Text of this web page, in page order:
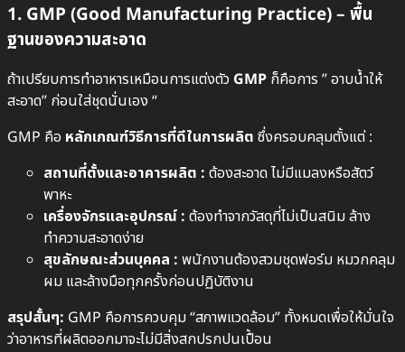
1. GMP (Good Manufacturing Practice) – พื้น
ฐานของความสะอาด
ถ้าเปรียบการทำอาหารเหมือนการแต่งตัว GMP ก็คือการ ” อาบน้ำให้
สะอาด” ก่อนใส่ชุดนั่นเอง “
GMP คือ หลักเกณฑ์วิธีการที่ดีในการผลิต ซึ่งครอบคลุมตั้งแต่ :
สถานที่ตั้งและอาคารผลิต : ต้องสะอาด ไม่มีแมลงหรือสัตว์
พาหะ
เครื่องจักรและอุปกรณ์ : ต้องทำจากวัสดุที่ไม่เป็นสนิม ล้าง
ทำความสะอาดง่าย
สุขลักษณะส่วนบุคคล : พนักงานต้องสวมชุดฟอร์ม หมวกคลุม
ผม และล้างมือทุกครั้งก่อนปฏิบัติงาน
สรุปสั้นๆ: GMP คือการควบคุม “สภาพแวดล้อม” ทั้งหมดเพื่อให้มั่นใจ
ว่าอาหารที่ผลิตออกมาจะไม่มีสิ่งสกปรกปนเปื้อน